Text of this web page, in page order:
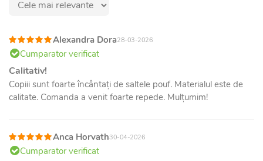
Alexandra Dora28-03-2026
Cumparator verificat
Calitativ!
Copiii sunt foarte încântați de saltele pouf. Materialul este de
calitate. Comanda a venit foarte repede. Mulțumim!
Anca Horvath30-04-2026
Cumparator verificat